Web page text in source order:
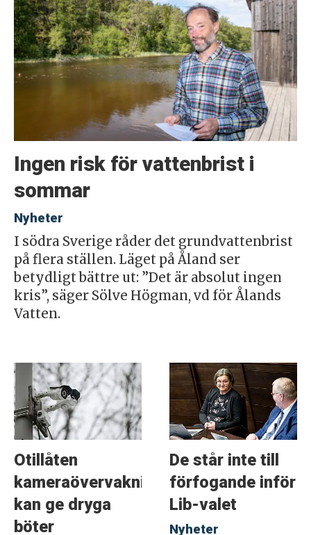
Ingen risk för vattenbrist i
sommar
Nyheter
I södra Sverige råder det grundvattenbrist
på flera ställen. Läget på Åland ser
betydligt bättre ut: ”Det är absolut ingen
kris”, säger Sölve Högman, vd för Ålands
Vatten.
Otillåten
kameraövervakning
kan ge dryga
böter
De står inte till
förfogande inför
Lib-valet
Nyheter